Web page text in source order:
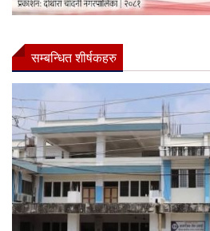
सम्बन्धित शीर्षकहरु